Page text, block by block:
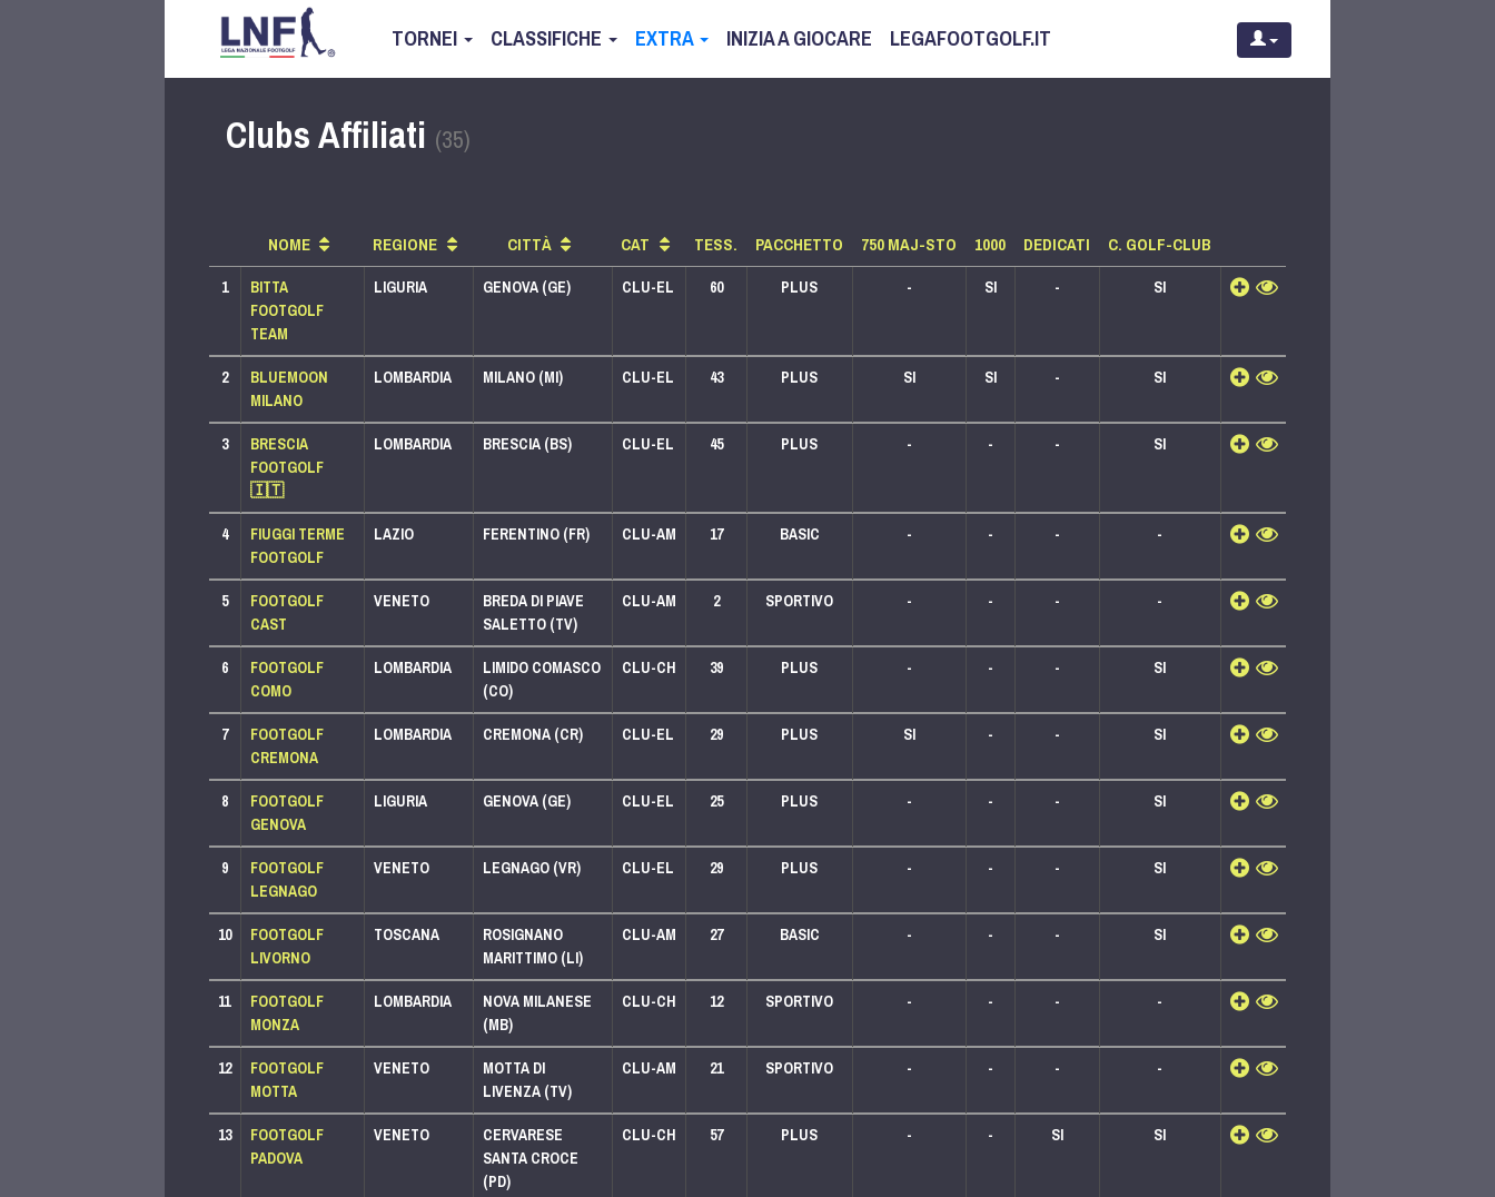
TORNEI CLASSIFICHE EXTRA INIZIA A GIOCARE LEGAFOOTGOLF.IT
Clubs Affiliati (35)
NOME REGIONE CITTÀ CAT TESS. PACCHETTO 750 MAJ-STO 1000 DEDICATI C. GOLF-CLUB
1
BITTA
FOOTGOLF
TEAM
LIGURIA GENOVA (GE) CLU-EL 60 PLUS - SI - SI
PACCHETTO PLUS
LEGA 1000 LEGA 500 LEGA 250 LEGA 125
2
BLUEMOON
MILANO
LOMBARDIA MILANO (MI) CLU-EL 43 PLUS SI SI - SI
PACCHETTO PLUS
LEGA 1000
3
BRESCIA
FOOTGOLF
🇮🇹
LOMBARDIA BRESCIA (BS) CLU-EL 45 PLUS - - - SI
PACCHETTO PLUS
LEGA 500 LEGA 250 LEGA 125
4
FIUGGI TERME
FOOTGOLF
LAZIO FERENTINO (FR) CLU-AM 17 BASIC - - - -
PACCHETTO BASIC
LEGA 250 LEGA 125
5
FOOTGOLF
CAST
VENETO
BREDA DI PIAVE
SALETTO (TV)
CLU-AM 2 SPORTIVO - - - -
PACCHETTO SPORTIVO
LEGA 125
6
FOOTGOLF
COMO
LOMBARDIA
LIMIDO COMASCO
(CO)
CLU-CH 39 PLUS - - - SI
PACCHETTO PLUS
LEGA 500 LEGA 250 LEGA 125
7
FOOTGOLF
CREMONA
LOMBARDIA CREMONA (CR) CLU-EL 29 PLUS SI - - SI
PACCHETTO PLUS
LEGA 750 LEGA 500 LEGA 250 LEGA 125
8
FOOTGOLF
GENOVA
LIGURIA GENOVA (GE) CLU-EL 25 PLUS - - - SI
PACCHETTO PLUS
LEGA 500 LEGA 250 LEGA 125
9
FOOTGOLF
LEGNAGO
VENETO LEGNAGO (VR) CLU-EL 29 PLUS - - - SI
PACCHETTO PLUS
LEGA 500 LEGA 250 LEGA 125
10
FOOTGOLF
LIVORNO
TOSCANA
ROSIGNANO
MARITTIMO (LI)
CLU-AM 27 BASIC - - - SI
PACCHETTO BASIC
LEGA 250 LEGA 125
11
FOOTGOLF
MONZA
LOMBARDIA
NOVA MILANESE
(MB)
CLU-CH 12 SPORTIVO - - - -
PACCHETTO SPORTIVO
LEGA 125
12
FOOTGOLF
MOTTA
VENETO
MOTTA DI
LIVENZA (TV)
CLU-AM 21 SPORTIVO - - - -
PACCHETTO SPORTIVO
13
FOOTGOLF
PADOVA
VENETO
CERVARESE
SANTA CROCE
(PD)
CLU-CH 57 PLUS - - SI SI